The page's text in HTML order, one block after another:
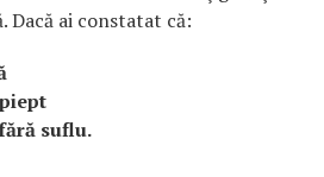
Dacă ai constatat că:
suflu.